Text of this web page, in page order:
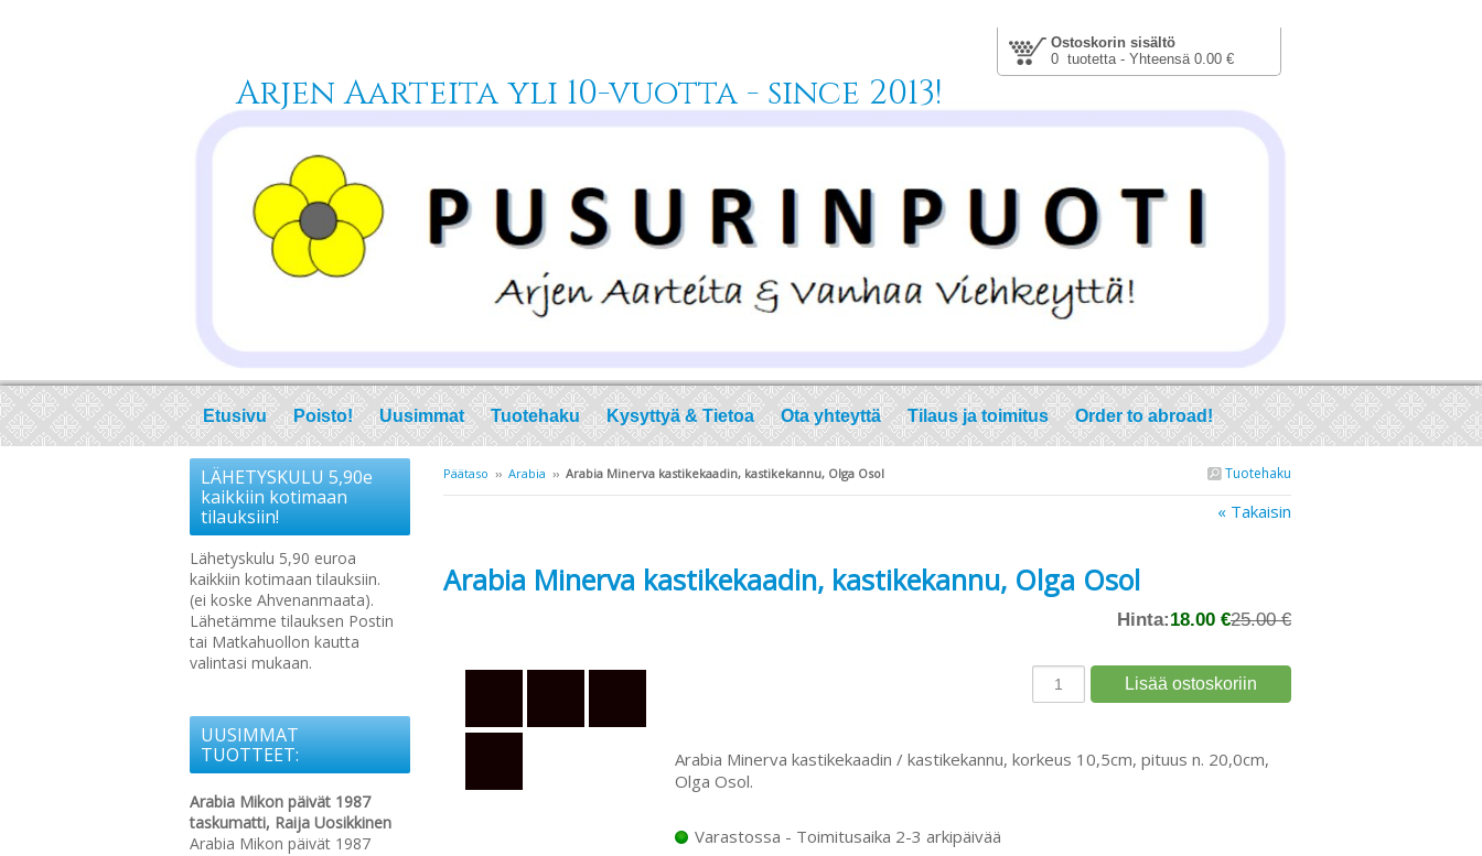
Ostoskorin sisältö
0 tuotetta - Yhteensä 0.00 €
Arjen Aarteita yli 10-vuotta - since 2013!
Etusivu Poisto! Uusimmat Tuotehaku Kysyttyä & Tietoa Ota yhteyttä Tilaus ja toimitus Order to abroad!
Tuotehaku
Päätaso ›› Arabia ›› Arabia Minerva kastikekaadin, kastikekannu, Olga Osol
« Takaisin
Arabia Minerva kastikekaadin, kastikekannu, Olga Osol
Hinta:18.00 €25.00 €
Arabia Minerva kastikekaadin / kastikekannu, korkeus 10,5cm, pituus n. 20,0cm,
Olga Osol.
Varastossa - Toimitusaika 2-3 arkipäivää
LÄHETYSKULU 5,90e
kaikkiin kotimaan
tilauksiin!
Lähetyskulu 5,90 euroa
kaikkiin kotimaan tilauksiin.
(ei koske Ahvenanmaata).
Lähetämme tilauksen Postin
tai Matkahuollon kautta
valintasi mukaan.
UUSIMMAT
TUOTTEET:
Arabia Mikon päivät 1987
taskumatti, Raija Uosikkinen
Arabia Mikon päivät 1987